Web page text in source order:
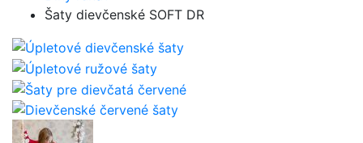
Šaty dievčenské SOFT DR